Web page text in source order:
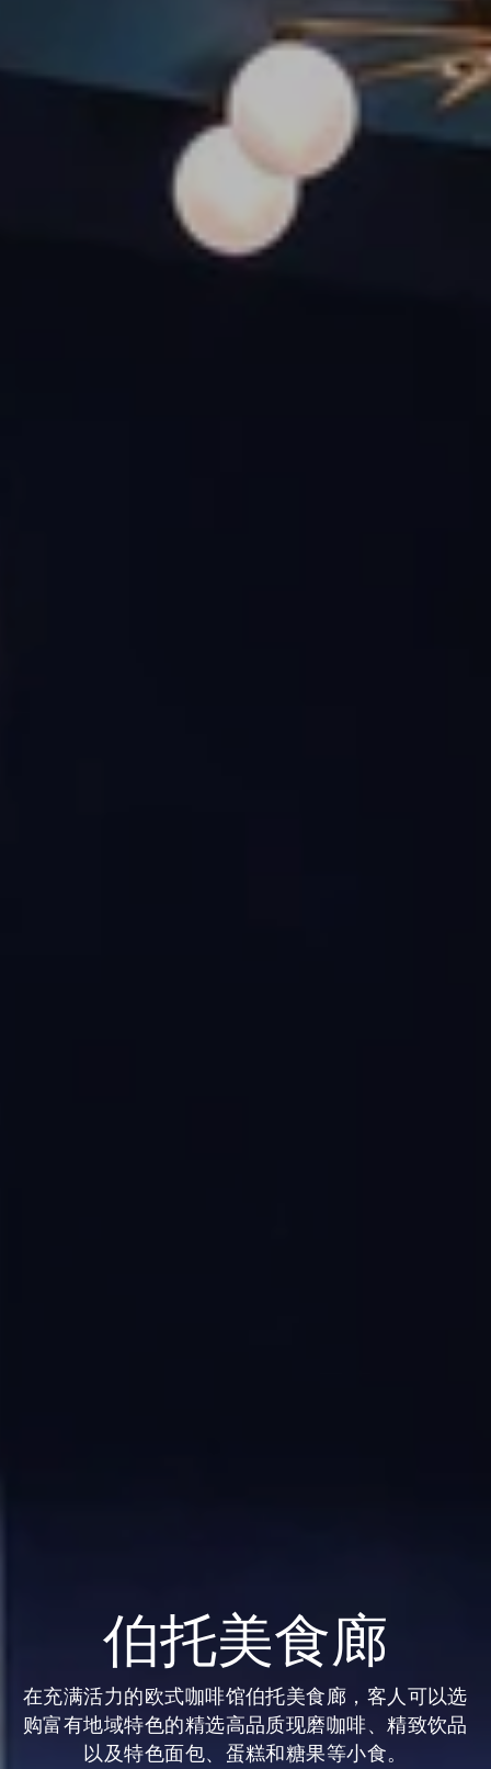
伯托美食廊
在充满活力的欧式咖啡馆伯托美食廊，客人可以选
购富有地域特色的精选高品质现磨咖啡、精致饮品
以及特色面包、蛋糕和糖果等小食。